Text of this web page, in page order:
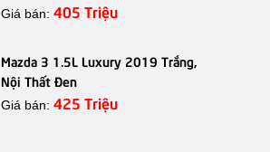
Giá bán: 405 Triệu
Mazda 3 1.5L Luxury 2019 Trắng,
Nội Thất Đen
Giá bán: 425 Triệu